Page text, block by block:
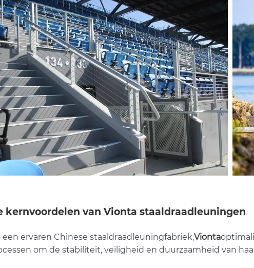
kernvoordelen van Vionta staaldraadleuningen
een ervaren Chinese staaldraadleuningfabriek,Vionta
om de stabiliteit, veiligheid en duurzaamheid van